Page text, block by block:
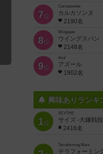
7位
Carcassonne
カルカソンヌ
2190名
8位
Wingspan
ウイングスパン
2148名
9位
Azul
アズール
1902名
興味ありランキ
1位
SCYTHE
サイズ -大鎌戦
2416名
Terraforming Mars
テラフォーミン